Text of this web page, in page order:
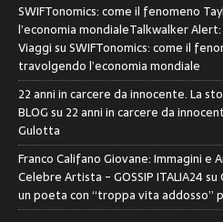
SWIFTonomics: come il fenomeno
l’economia mondialeTalkwalker
ViaggisuSWIFTonomics: come il
travolgendo l’economia mondiale
22 anni in carcere da innocente. La
BLOGsu 22 anni in carcere da
Gulotta
Franco Califano Giovane: Immagini e
Celebre Artista - GOSSIP ITALIA24su
un poeta con “troppa vita addosso”